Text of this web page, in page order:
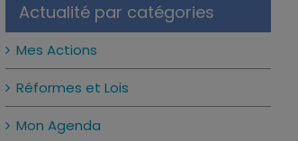
Actualité par catégories
Mes Actions
Réformes et Lois
Mon Agenda